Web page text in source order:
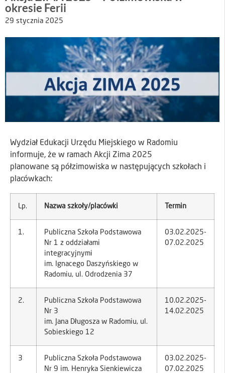
okresie Ferii
29 stycznia 2025
Wydział Edukacji Urzędu Miejskiego w Radomiu
informuje, że w ramach Akcji Zima 2025
planowane są półzimowiska w następujących szkołach i
placówkach:
Lp. Nazwa szkoły/placówki Termin
1.
Publiczna Szkoła Podstawowa
Nr 1 z oddziałami
integracyjnymi
im. Ignacego Daszyńskiego w
Radomiu, ul. Odrodzenia 37
03.02.2025-
07.02.2025
2.
Publiczna Szkoła Podstawowa
Nr 3
im. Jana Długosza w Radomiu, ul.
Sobieskiego 12
10.02.2025-
14.02.2025
3
Publiczna Szkoła Podstawowa
Nr 9 im. Henryka Sienkiewicza
03.02.2025-
07.02.2025